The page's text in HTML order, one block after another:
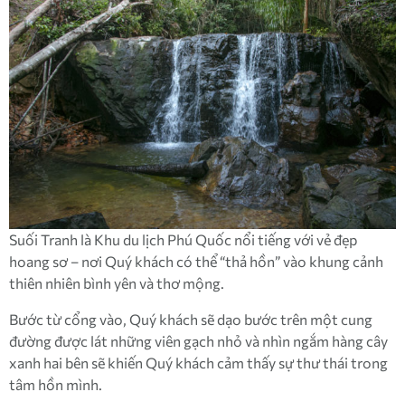
Suối Tranh là Khu du lịch Phú Quốc nổi tiếng với vẻ đẹp
hoang sơ – nơi Quý khách có thể “thả hồn” vào khung cảnh
thiên nhiên bình yên và thơ mộng.
Bước từ cổng vào, Quý khách sẽ dạo bước trên một cung
đường được lát những viên gạch nhỏ và nhìn ngắm hàng cây
xanh hai bên sẽ khiến Quý khách cảm thấy sự thư thái trong
tâm hồn mình.